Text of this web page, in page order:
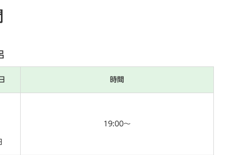
時間
19:00～